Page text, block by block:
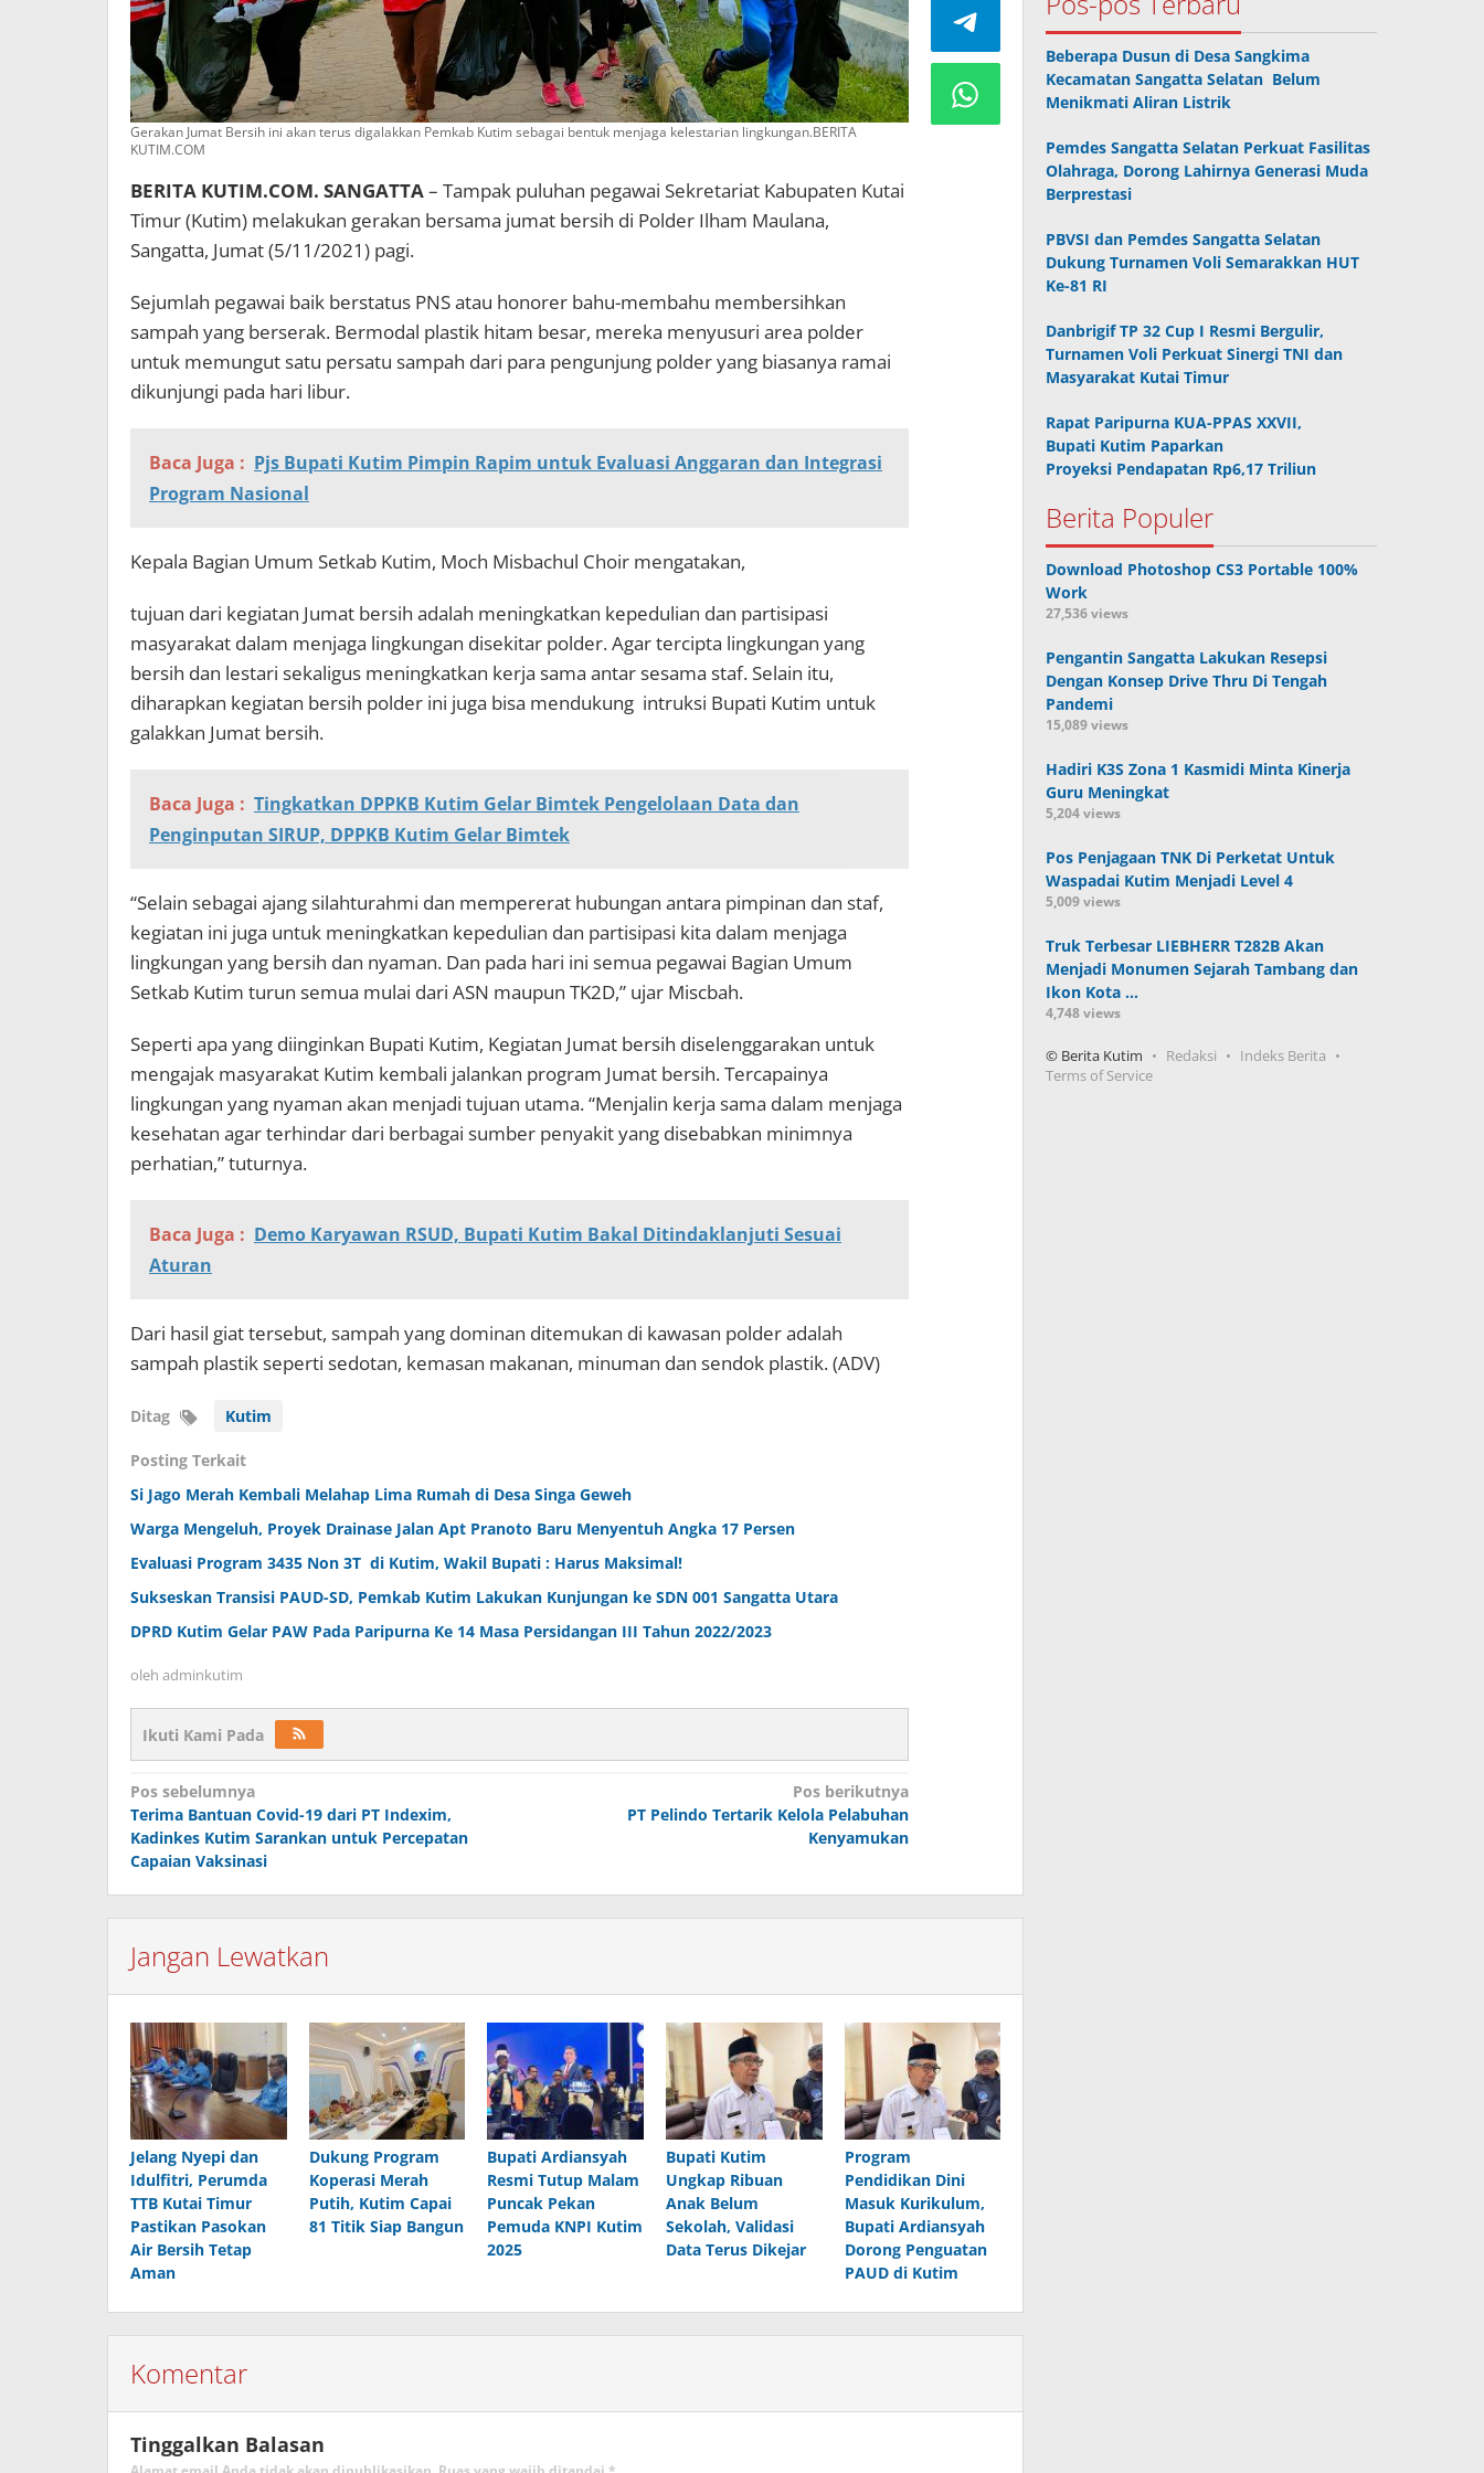
Gerakan Jumat Bersih ini akan terus digalakkan Pemkab Kutim sebagai bentuk menjaga kelestarian lingkungan.BERITA
KUTIM.COM
BERITA KUTIM.COM. SANGATTA– Tampak puluhan pegawai Sekretariat Kabupaten Kutai
Timur (Kutim) melakukan gerakan bersama jumat bersih di Polder Ilham Maulana,
Sangatta, Jumat (5/11/2021) pagi.
Sejumlah pegawai baik berstatus PNS atau honorer bahu-membahu membersihkan
sampah yang berserak. Bermodal plastik hitam besar, mereka menyusuri area polder
untuk memungut satu persatu sampah dari para pengunjung polder yang biasanya ramai
dikunjungi pada hari libur.
Baca Juga : Pjs Bupati Kutim Pimpin Rapim untuk Evaluasi Anggaran dan Integrasi
Program Nasional
Kepala Bagian Umum Setkab Kutim, Moch Misbachul Choir mengatakan,
tujuan dari kegiatan Jumat bersih adalah meningkatkan kepedulian dan partisipasi
masyarakat dalam menjaga lingkungan disekitar polder. Agar tercipta lingkungan yang
bersih dan lestari sekaligus meningkatkan kerja sama antar sesama staf. Selain itu,
diharapkan kegiatan bersih polder ini juga bisa mendukung intruksi Bupati Kutim untuk
galakkan Jumat bersih.
Baca Juga : Tingkatkan DPPKB Kutim Gelar Bimtek Pengelolaan Data dan
Penginputan SIRUP, DPPKB Kutim Gelar Bimtek
“Selain sebagai ajang silahturahmi dan mempererat hubungan antara pimpinan dan staf,
kegiatan ini juga untuk meningkatkan kepedulian dan partisipasi kita dalam menjaga
lingkungan yang bersih dan nyaman. Dan pada hari ini semua pegawai Bagian Umum
Setkab Kutim turun semua mulai dari ASN maupun TK2D,” ujar Miscbah.
Seperti apa yang diinginkan Bupati Kutim, Kegiatan Jumat bersih diselenggarakan untuk
mengajak masyarakat Kutim kembali jalankan program Jumat bersih. Tercapainya
lingkungan yang nyaman akan menjadi tujuan utama. “Menjalin kerja sama dalam menjaga
kesehatan agar terhindar dari berbagai sumber penyakit yang disebabkan minimnya
perhatian,” tuturnya.
Baca Juga : Demo Karyawan RSUD, Bupati Kutim Bakal Ditindaklanjuti Sesuai
Aturan
Dari hasil giat tersebut, sampah yang dominan ditemukan di kawasan polder adalah
sampah plastik seperti sedotan, kemasan makanan, minuman dan sendok plastik. (ADV)
Ditag Kutim
Posting Terkait
Si Jago Merah Kembali Melahap Lima Rumah di Desa Singa Geweh
Warga Mengeluh, Proyek Drainase Jalan Apt Pranoto Baru Menyentuh Angka 17 Persen
Evaluasi Program 3435 Non 3T di Kutim, Wakil Bupati : Harus Maksimal!
Sukseskan Transisi PAUD-SD, Pemkab Kutim Lakukan Kunjungan ke SDN 001 Sangatta Utara
DPRD Kutim Gelar PAW Pada Paripurna Ke 14 Masa Persidangan III Tahun 2022/2023
oleh adminkutim
Ikuti Kami Pada
Navigasi
pos
Pos sebelumnya
Terima Bantuan Covid-19 dari PT Indexim,
Kadinkes Kutim Sarankan untuk Percepatan
Capaian Vaksinasi
Pos berikutnya
PT Pelindo Tertarik Kelola Pelabuhan
Kenyamukan
Jangan Lewatkan
Jelang Nyepi dan
Idulfitri, Perumda
TTB Kutai Timur
Pastikan Pasokan
Air Bersih Tetap
Aman
Dukung Program
Koperasi Merah
Putih, Kutim Capai
81 Titik Siap Bangun
Bupati Ardiansyah
Resmi Tutup Malam
Puncak Pekan
Pemuda KNPI Kutim
2025
Bupati Kutim
Ungkap Ribuan
Anak Belum
Sekolah, Validasi
Data Terus Dikejar
Program
Pendidikan Dini
Masuk Kurikulum,
Bupati Ardiansyah
Dorong Penguatan
PAUD di Kutim
Komentar
Tinggalkan Balasan
Beberapa Dusun di Desa Sangkima
Kecamatan Sangatta Selatan Belum
Menikmati Aliran Listrik
Pemdes Sangatta Selatan Perkuat Fasilitas
Olahraga, Dorong Lahirnya Generasi Muda
Berprestasi
PBVSI dan Pemdes Sangatta Selatan
Dukung Turnamen Voli Semarakkan HUT
Ke-81 RI
Danbrigif TP 32 Cup I Resmi Bergulir,
Turnamen Voli Perkuat Sinergi TNI dan
Masyarakat Kutai Timur
Rapat Paripurna KUA-PPAS XXVII,
Bupati Kutim Paparkan
Proyeksi Pendapatan Rp6,17 Triliun
Berita Populer
Download Photoshop CS3 Portable 100%
Work
27,536 views
Pengantin Sangatta Lakukan Resepsi
Dengan Konsep Drive Thru Di Tengah
Pandemi
15,089 views
Hadiri K3S Zona 1 Kasmidi Minta Kinerja
Guru Meningkat
5,204 views
Pos Penjagaan TNK Di Perketat Untuk
Waspadai Kutim Menjadi Level 4
5,009 views
Truk Terbesar LIEBHERR T282B Akan
Menjadi Monumen Sejarah Tambang dan
Ikon Kota …
4,748 views
© Berita Kutim Redaksi
Indeks Berita
Terms of Service